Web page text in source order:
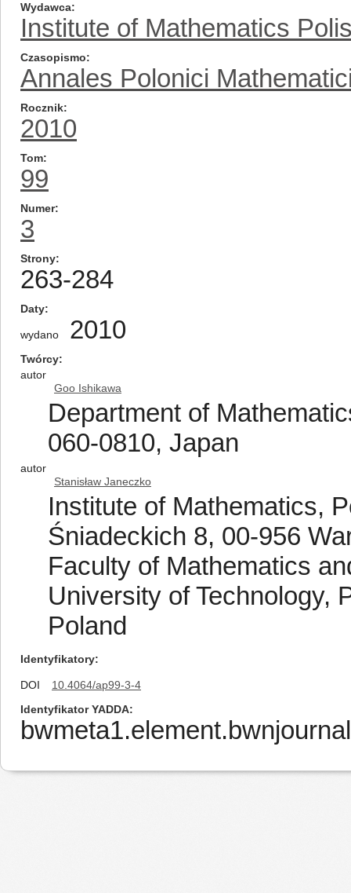
Wydawca
Institute of Mathematics
Czasopismo
Annales Polonici
Rocznik
2010
Tom
99
Numer
3
Strony
263-284
Daty
wydano 2010
Twórcy
autor
Goo Ishikawa
Department of
060-0810, Japan
autor
Stanisław Janeczko
Institute of Mathematics,
Śniadeckich 8, 00-956
Faculty of Mathematics
University of Technology,
Poland
Identyfikatory
DOI
10.4064/ap99-3-4
Identyfikator YADDA